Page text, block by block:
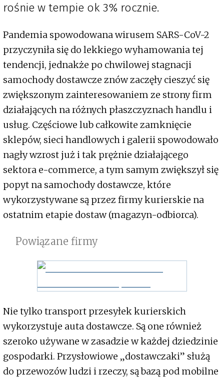
rośnie w tempie ok 3% rocznie.
Pandemia spowodowana wirusem SARS-CoV-2
przyczyniła się do lekkiego wyhamowania tej
tendencji, jednakże po chwilowej stagnacji
samochody dostawcze znów zaczęły cieszyć się
zwiększonym zainteresowaniem ze strony firm
działających na różnych płaszczyznach handlu i
usług. Częściowe lub całkowite zamknięcie
sklepów, sieci handlowych i galerii spowodowało
nagły wzrost już i tak prężnie działającego
sektora e-commerce, a tym samym zwiększył się
popyt na samochody dostawcze, które
wykorzystywane są przez firmy kurierskie na
ostatnim etapie dostaw (magazyn-odbiorca).
Powiązane firmy
Nie tylko transport przesyłek kurierskich
wykorzystuje auta dostawcze. Są one również
szeroko używane w zasadzie w każdej dziedzinie
gospodarki. Przysłowiowe „dostawczaki” służą
do przewozów ludzi i rzeczy, są bazą pod mobilne